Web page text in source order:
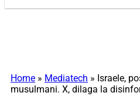
Home » Mediatech » ​Israele,
musulmani. X, dilaga la